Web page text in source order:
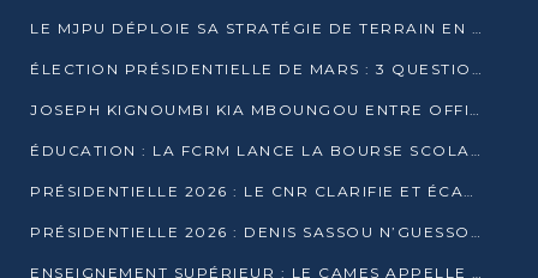
LE MJPU DÉPLOIE SA STRATÉGIE DE TERRAIN EN FAVEUR DE DSN
ÉLECTION PRÉSIDENTIELLE DE MARS : 3 QUESTIONS À UN EXPERT CONGOLAIS DE LA CYBERSÉCURITÉ
JOSEPH KIGNOUMBI KIA MBOUNGOU ENTRE OFFICIELLEMENT EN COURSE POUR LA PRÉSIDENTIELLE
ÉDUCATION : LA FCRM LANCE LA BOURSE SCOLAIRE FRANCINE-NTOUMI POUR PROMOUVOIR LES FILIÈRES SCIENTIFIQUES
PRÉSIDENTIELLE 2026 : LE CNR CLARIFIE ET ÉCARTE LA CANDIDATURE DU PASTEUR NTUMI
PRÉSIDENTIELLE 2026 : DENIS SASSOU N’GUESSO ANNONCE OFFICIELLEMENT SA CANDIDATURE
ENSEIGNEMENT SUPÉRIEUR : LE CAMES APPELLE À UNE UNIVERSITÉ AFRICAINE AXÉE SUR L’EMPLOYABILITÉ